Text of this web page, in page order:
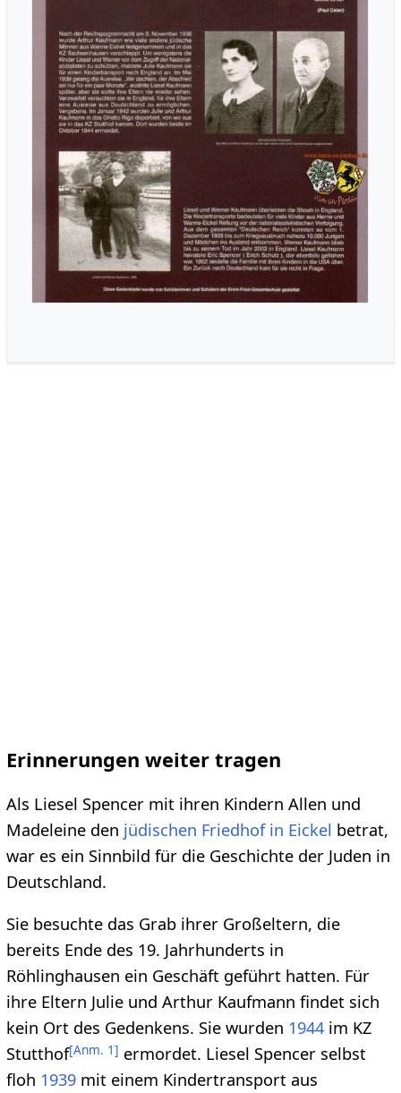
Erinnerungen weiter tragen
Als Liesel Spencer mit ihren Kindern Allen und
Madeleine den jüdischen Friedhof in Eickel betrat,
war es ein Sinnbild für die Geschichte der Juden in
Deutschland.
Sie besuchte das Grab ihrer Großeltern, die
bereits Ende des 19. Jahrhunderts in
Röhlinghausen ein Geschäft geführt hatten. Für
ihre Eltern Julie und Arthur Kaufmann findet sich
kein Ort des Gedenkens. Sie wurden 1944im KZ
Stutthof[Anm. 1] ermordet. Liesel Spencer selbst
floh 1939mit einem Kindertransport aus